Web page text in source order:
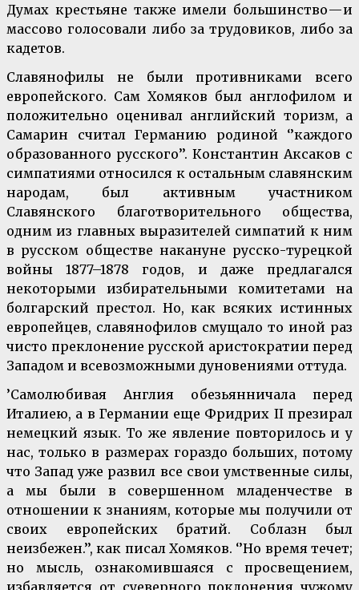
Думах крестьяне также имели большинство — и
массово голосовали либо за трудовиков, либо за
кадетов.
Славянофилы не были противниками всего
европейского. Сам Хомяков был англофилом и
положительно оценивал английский торизм, а
Самарин считал Германию родиной ‘’каждого
образованного русского’’. Константин Аксаков с
симпатиями относился к остальным славянским
народам, был активным участником
Славянского благотворительного общества,
одним из главных выразителей симпатий к ним
в русском обществе накануне русско-турецкой
войны 1877–1878 годов, и даже предлагался
некоторыми избирательными комитетами на
болгарский престол. Но, как всяких истинных
европейцев, славянофилов смущало то иной раз
чисто преклонение русской аристократии перед
Западом и всевозможными дуновениями оттуда.
’Самолюбивая Англия обезьянничала перед
Италиею, а в Германии еще Фридрих II презирал
немецкий язык. То же явление повторилось и у
нас, только в размерах гораздо больших, потому
что Запад уже развил все свои умственные силы,
а мы были в совершенном младенчестве в
отношении к знаниям, которые мы получили от
своих европейских братий. Соблазн был
неизбежен.’’, как писал Хомяков. ‘’Но время течет;
но мысль, ознакомившаяся с просвещением,
избавляется от суеверного поклонения чужому